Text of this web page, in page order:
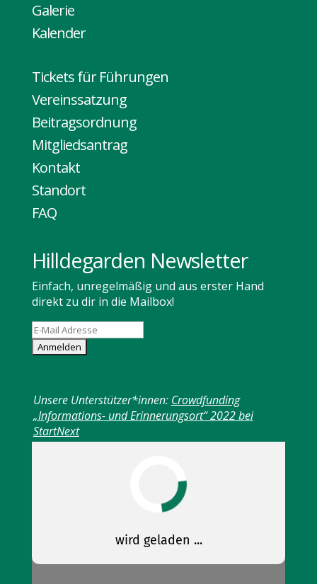
Galerie
Kalender
Tickets für Führungen
Vereinssatzung
Beitragsordnung
Mitgliedsantrag
Kontakt
Standort
FAQ
Hilldegarden Newsletter
Einfach, unregelmäßig und aus erster Hand
direkt zu dir in die Mailbox!
Unsere Unterstützer*innen: Crowdfunding
„Informations- und Erinnerungsort“ 2022 bei
StartNext